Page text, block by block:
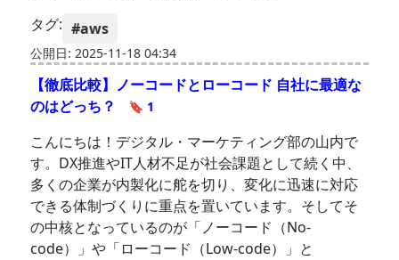
タグ: #aws
公開日: 2025-11-18 04:34
【徹底比較】ノーコードとローコード 自社に最適な
のはどっち？
🔖 1
こんにちは！デジタル・マーケティング部の山内で
す。DX推進やIT人材不足が社会課題として続く中、
多くの企業が内製化に舵を切り、変化に迅速に対応
できる体制づくりに重点を置いています。そしてそ
の中核となっているのが「ノーコード（No-
code）」や「ローコード（Low-code）」と